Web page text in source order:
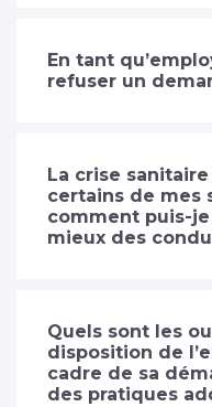
En tant
refuser un
La crise
certains de mes
comment puis-
mieux des
Quels sont les
disposition de
cadre de sa
des pratiques